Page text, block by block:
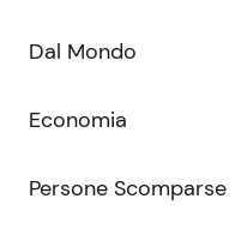
Dal Mondo
Economia
Persone Scomparse